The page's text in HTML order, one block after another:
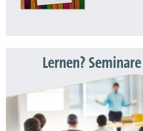
Lernen?